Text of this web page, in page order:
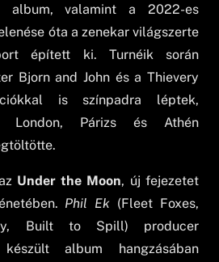
album, valamint a 2022-es
óta a zenekar világszerte
épített ki. Turnéik során
Bjorn and John és a Thievery
is színpadra léptek,
London, Párizs és Athén
Under the Moon, új fejezetet
Phil Ek (Fleet Foxes,
Built to Spill) producer
készült album hangzásában